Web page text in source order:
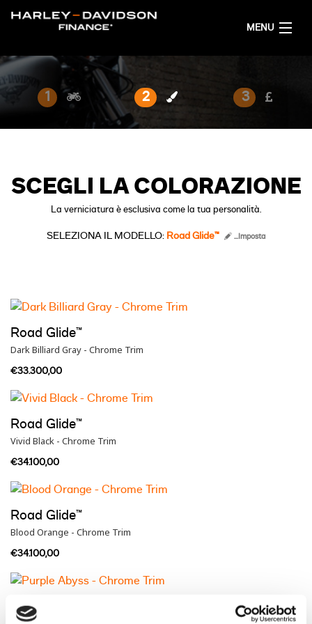
MENU
CONFIGURA LA TUA MOTO
1 2 3
SCEGLI LA COLORAZIONE
La verniciatura è esclusiva come la tua personalità.
SELEZIONA IL MODELLO: Road Glide™ ...Imposta
Road Glide™
Dark Billiard Gray - Chrome Trim
€33.300,00
Road Glide™
Vivid Black - Chrome Trim
€34.100,00
Road Glide™
Blood Orange - Chrome Trim
€34.100,00
Road Glide™